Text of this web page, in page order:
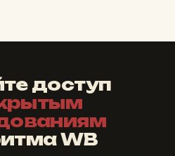
доступ
WB